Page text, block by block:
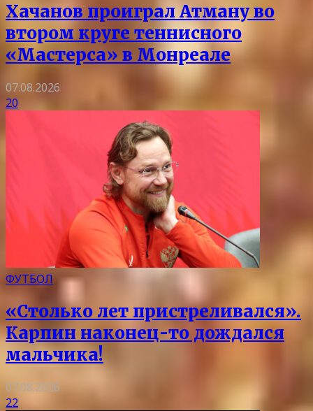
Хачанов проиграл Атману во
втором круге теннисного
«Мастерса» в Монреале
07.08.2026
20
ФУТБОЛ
«Столько лет пристреливался».
Карпин наконец-то дождался
мальчика!
07.08.2026
22